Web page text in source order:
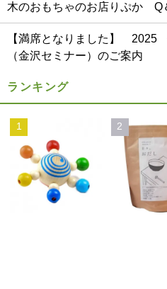
木のおもちゃのお店りぷか
【満席となりました】 2025
（金沢セミナー）のご案内
ランキング
1 2